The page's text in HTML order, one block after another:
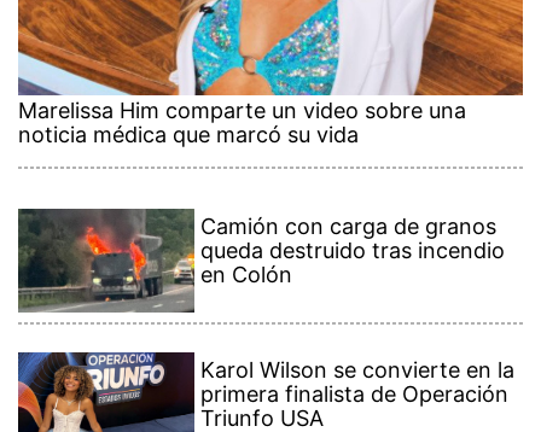
Marelissa Him comparte un video sobre una
noticia médica que marcó su vida
Camión con carga de granos
queda destruido tras incendio
en Colón
Karol Wilson se convierte en la
primera finalista de Operación
Triunfo USA